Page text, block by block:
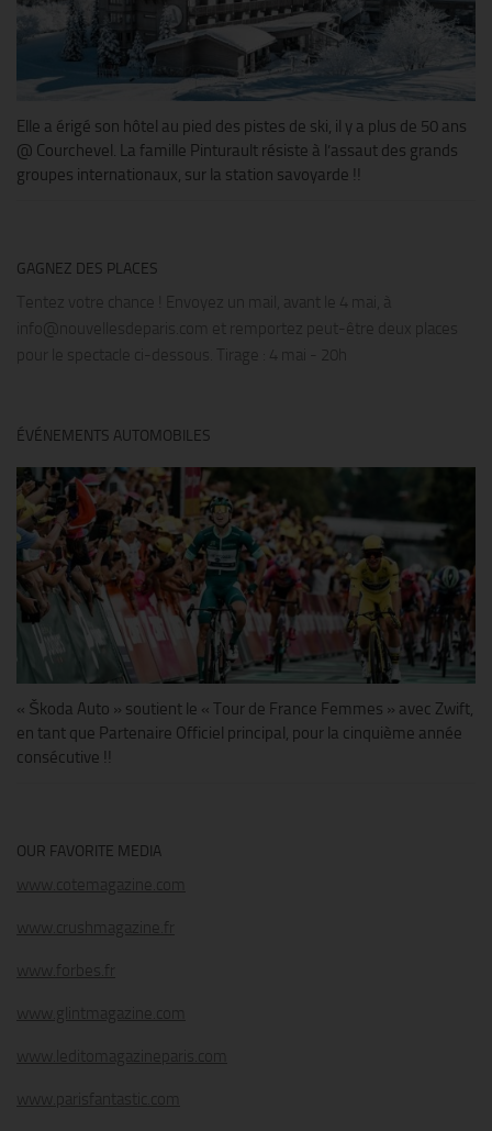
Elle a érigé son hôtel au pied des pistes de ski, il y a plus de 50 ans
@ Courchevel. La famille Pinturault résiste à l’assaut des grands
groupes internationaux, sur la station savoyarde !!
GAGNEZ DES PLACES
Tentez votre chance ! Envoyez un mail, avant le 4 mai, à
info@nouvellesdeparis.com et remportez peut-être deux places
pour le spectacle ci-dessous. Tirage : 4 mai - 20h
ÉVÉNEMENTS AUTOMOBILES
« Škoda Auto » soutient le « Tour de France Femmes » avec Zwift,
en tant que Partenaire Officiel principal, pour la cinquième année
consécutive !!
OUR FAVORITE MEDIA
www.cotemagazine.com
www.crushmagazine.fr
www.forbes.fr
www.glintmagazine.com
www.leditomagazineparis.com
www.parisfantastic.com